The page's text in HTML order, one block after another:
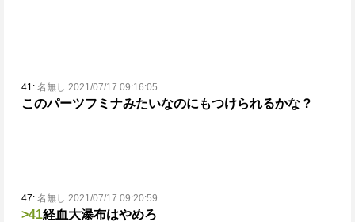
41: 名無し 2021/07/17 09:16:05
このパーツフミナみたいなのにもつけられるかな？
47: 名無し 2021/07/17 09:20:59
>41経血大瀑布はやめろ